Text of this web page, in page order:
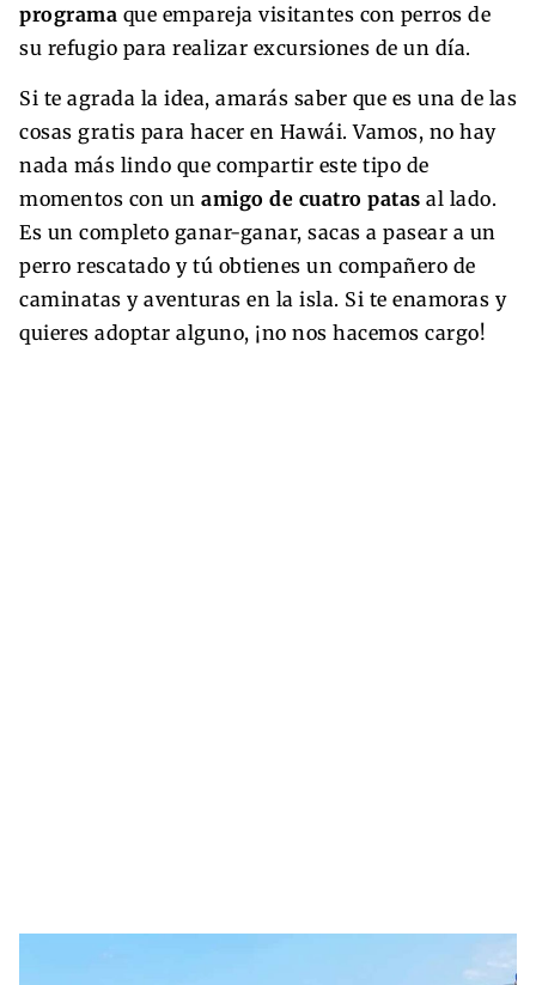
programa que empareja visitantes con perros de
su refugio para realizar excursiones de un día.
Si te agrada la idea, amarás saber que es una de las
cosas gratis para hacer en Hawái. Vamos, no hay
nada más lindo que compartir este tipo de
momentos con un amigo de cuatro patas al lado.
Es un completo ganar-ganar, sacas a pasear a un
perro rescatado y tú obtienes un compañero de
caminatas y aventuras en la isla. Si te enamoras y
quieres adoptar alguno, ¡no nos hacemos cargo!